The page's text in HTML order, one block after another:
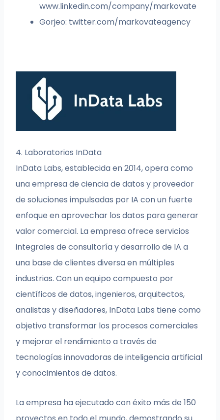
www.linkedin.com/company/markovate
Gorjeo: twitter.com/markovateagency
4. Laboratorios InData
InData Labs, establecida en 2014, opera como
una empresa de ciencia de datos y proveedor
de soluciones impulsadas por IA con un fuerte
enfoque en aprovechar los datos para generar
valor comercial. La empresa ofrece servicios
integrales de consultoría y desarrollo de IA a
una base de clientes diversa en múltiples
industrias. Con un equipo compuesto por
científicos de datos, ingenieros, arquitectos,
analistas y diseñadores, InData Labs tiene como
objetivo transformar los procesos comerciales
y mejorar el rendimiento a través de
tecnologías innovadoras de inteligencia artificial
y conocimientos de datos.
La empresa ha ejecutado con éxito más de 150